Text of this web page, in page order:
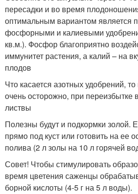
пересадки и во время
оптимальным вариантом является
фосфорными и калиевыми
кв.м.). Фосфор благоприятно
иммунитет растения, а калий – на
плодов
Что касается азотных удобрений,
очень осторожно, при переизбытке
листвы
Полезны будут и подкормки золой.
прямо под куст или готовить на ее
полива (2 л золы на 10 л горячей
Совет! Чтобы стимулировать
время цветения саженцы
борной кислоты (4-5 г на 5 л воды).